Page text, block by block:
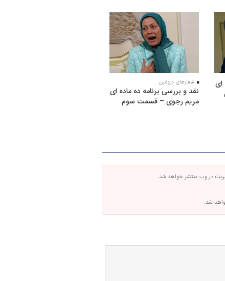
ای
شعارهای دروغین
نقد و بررسی برنامه ده ماده ای
مریم رجوی – قسمت سوم
در وب منتشر خواهد شد.
شد.